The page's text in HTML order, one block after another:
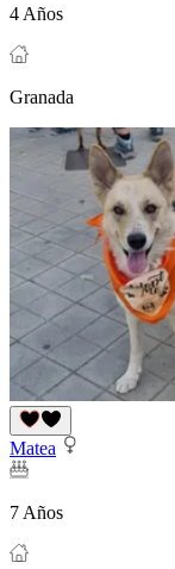
4 Años
Granada
Matea
7 Años